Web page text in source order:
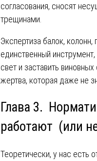
согласования, сносят
трещинами.
Экспертиза балок,
единственный
свет и заставить
жертва, которая даже не
Глава 3.
работают (или
Теоретически, у нас